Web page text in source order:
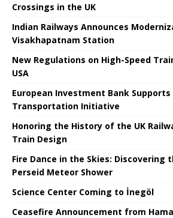
Crossings in the UK
Indian Railways Announces
Visakhapatnam Station
New Regulations on High-Speed
USA
European Investment Bank Supports
Transportation Initiative
Honoring the History of the UK
Train Design
Fire Dance in the Skies: Discovering
Perseid Meteor Shower
Science Center Coming to İnegöl
Ceasefire Announcement from